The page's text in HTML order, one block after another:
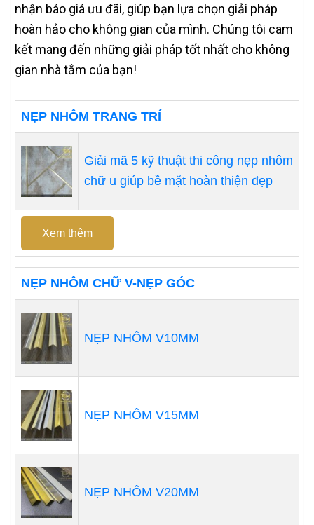
nhận báo giá ưu đãi, giúp bạn lựa chọn giải pháp
hoàn hảo cho không gian của mình. Chúng tôi cam
kết mang đến những giải pháp tốt nhất cho không
gian nhà tắm của bạn!
NẸP NHÔM TRANG TRÍ
Giải mã 5 kỹ thuật thi công nẹp nhôm
chữ u giúp bề mặt hoàn thiện đẹp
Xem thêm
NẸP NHÔM CHỮ V-NẸP GÓC
NẸP NHÔM V10MM
NẸP NHÔM V15MM
NẸP NHÔM V20MM